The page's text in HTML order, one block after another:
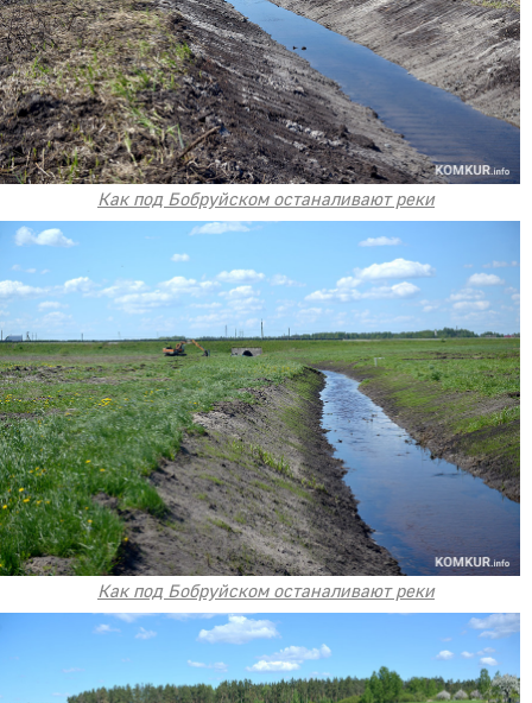
Как под Бобруйском останаливают реки
Как под Бобруйском останаливают реки